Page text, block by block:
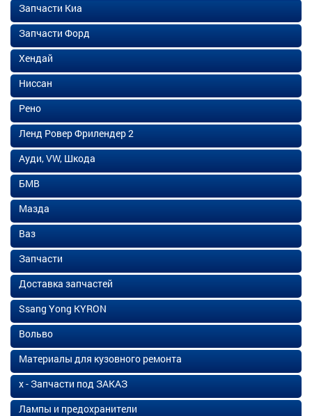
Запчасти Киа
Запчасти Форд
Хендай
Ниссан
Рено
Ленд Ровер Фрилендер 2
Ауди, VW, Шкода
БМВ
Мазда
Ваз
Запчасти
Доставка запчастей
Ssang Yong KYRON
Вольво
Материалы для кузовного ремонта
х - Запчасти под ЗАКАЗ
Лампы и предохранители